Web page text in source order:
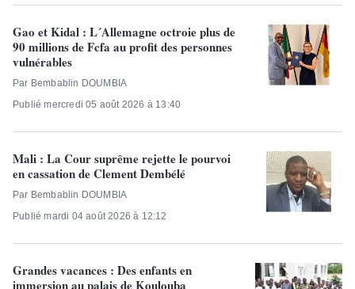
Gao et Kidal : L´Allemagne octroie plus de
90 millions de Fcfa au profit des personnes
vulnérables
Par Bembablin DOUMBIA
Publié mercredi 05 août 2026 à 13:40
Mali : La Cour suprême rejette le pourvoi
en cassation de Clement Dembélé
Par Bembablin DOUMBIA
Publié mardi 04 août 2026 à 12:12
Grandes vacances : Des enfants en
immersion au palais de Koulouba